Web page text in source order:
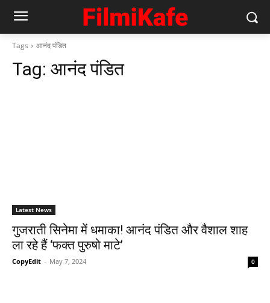
Tags आनंद पंडित
Tag: आनंद पंडित
Latest News
गुजराती सिनेमा में धमाका! आनंद पंडित और वैशाल शाह
ला रहे हैं ‘फक्त पुरुषो माटे’
CopyEdit - May 7, 2024 0